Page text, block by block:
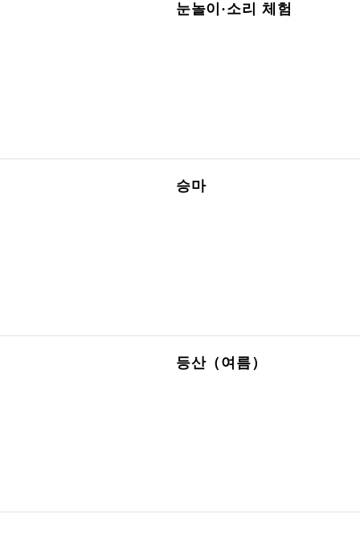
눈놀이·소리 체험
승마
등산（여름）